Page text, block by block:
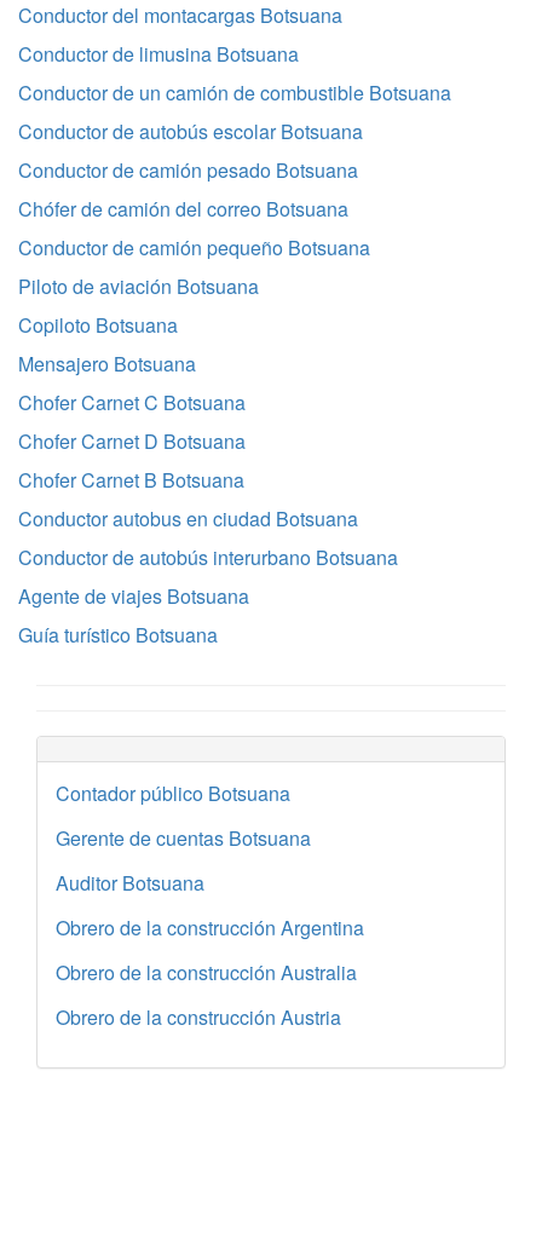
Conductor del montacargas Botsuana
Conductor de limusina Botsuana
Conductor de un camión de combustible Botsuana
Conductor de autobús escolar Botsuana
Conductor de camión pesado Botsuana
Chófer de camión del correo Botsuana
Conductor de camión pequeño Botsuana
Piloto de aviación Botsuana
Copiloto Botsuana
Mensajero Botsuana
Chofer Carnet C Botsuana
Chofer Carnet D Botsuana
Chofer Carnet B Botsuana
Conductor autobus en ciudad Botsuana
Conductor de autobús interurbano Botsuana
Agente de viajes Botsuana
Guía turístico Botsuana
Contador público Botsuana
Gerente de cuentas Botsuana
Auditor Botsuana
Obrero de la construcción Argentina
Obrero de la construcción Australia
Obrero de la construcción Austria